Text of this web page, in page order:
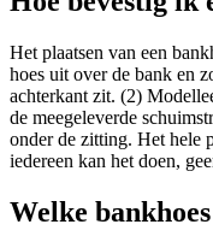
Het plaatsen van een
hoes uit over de bank en
achterkant zit. (2)
de meegeleverde
onder de zitting. Het hele
iedereen kan het doen,
Welke